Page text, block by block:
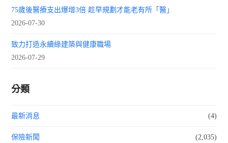
75歲後醫療支出爆增3倍 趁早規劃才能老有所「醫」
2026-07-30
致力打造永續綠建築與健康職場
2026-07-29
分類
最新消息 (4)
保險新聞 (2,035)